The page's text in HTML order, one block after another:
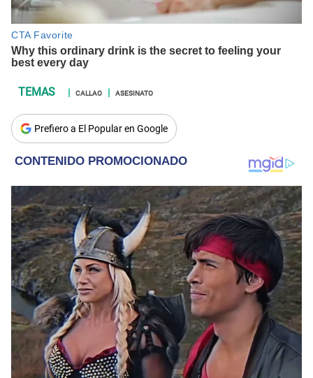
CALLAO ASESINATO
Prefiero a El Popular en Google